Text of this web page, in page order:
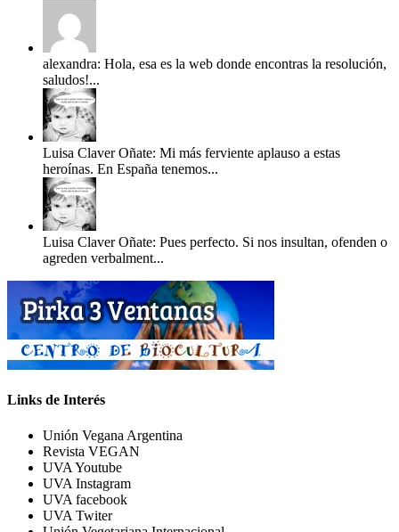
alexandra: Hola, esa es la web donde encontras la resolución,
saludos!...
Luisa Claver Oñate: Mi más ferviente aplauso a estas
heroínas. En España tenemos...
Luisa Claver Oñate: Pues perfecto. Si nos insultan, ofenden o
agreden verbalment...
Links de Interés
Unión Vegana Argentina
Revista VEGAN
UVA Youtube
UVA Instagram
UVA facebook
UVA Twiter